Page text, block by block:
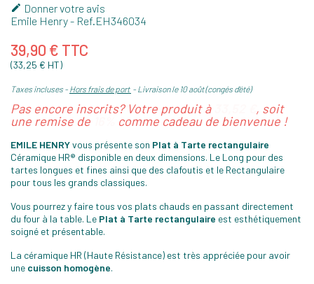
 Donner votre avis
Emile Henry- Ref.EH346034
39,90 € TTC
(33,25 € HT)
Taxes incluses Hors frais de port Livraison le 10 août (congés d'été)
Pas encore inscrits? Votre produit à
, soit
une remise de
comme cadeau de bienvenue !
EMILE HENRYvous présente son Plat à Tarte rectangulaire
Céramique HR® disponible en deux dimensions. Le Long pour des
tartes longues et fines ainsi que des clafoutis et le Rectangulaire
pour tous les grands classiques.
Vous pourrez y faire tous vos plats chauds en passant directement
du four à la table. Le Plat à Tarte rectangulaire est esthétiquement
soigné et présentable.
La céramique HR (Haute Résistance) est très appréciée pour avoir
une cuisson homogène.